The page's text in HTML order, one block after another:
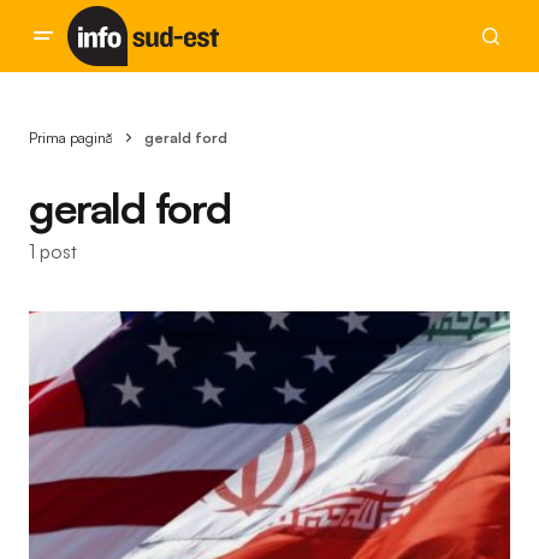
Prima pagină gerald ford
gerald ford
1 post